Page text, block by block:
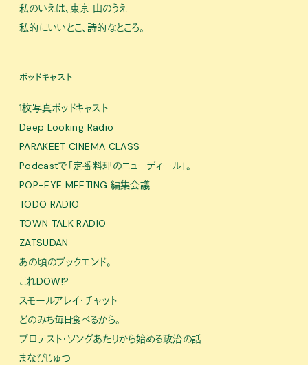
私のいえは、東京 山のうえ
私的にいいとこ、詩的なところ。
ポッドキャスト
1枚写真ポッドキャスト
Deep Looking Radio
PARAKEET CINEMA CLASS
Podcastで「定番料理のニューディール」。
POP-EYE MEETING 編集会議
TODO RADIO
TOWN TALK RADIO
ZATSUDAN
あの頃のブックエンド。
これDOW!?
スモールアレイ・チャット
どのみち毎日食べるから。
プロテスト・ソングあたりから始める政治の話
まなびじゅつ